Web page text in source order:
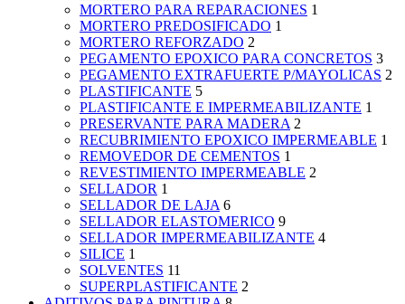
MORTERO PARA REPARACIONES 1
MORTERO PREDOSIFICADO 1
MORTERO REFORZADO 2
PEGAMENTO EPOXICO PARA CONCRETOS 3
PEGAMENTO EXTRAFUERTE P/MAYOLICAS 2
PLASTIFICANTE 5
PLASTIFICANTE E IMPERMEABILIZANTE 1
PRESERVANTE PARA MADERA 2
RECUBRIMIENTO EPOXICO IMPERMEABLE 1
REMOVEDOR DE CEMENTOS 1
REVESTIMIENTO IMPERMEABLE 2
SELLADOR 1
SELLADOR DE LAJA 6
SELLADOR ELASTOMERICO 9
SELLADOR IMPERMEABILIZANTE 4
SILICE 1
SOLVENTES 11
SUPERPLASTIFICANTE 2